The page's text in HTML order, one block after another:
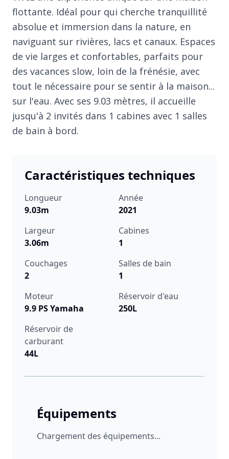
flottante. Idéal pour qui cherche tranquillité
absolue et immersion dans la nature, en
naviguant sur rivières, lacs et canaux. Espaces
de vie larges et confortables, parfaits pour
des vacances slow, loin de la frénésie, avec
tout le nécessaire pour se sentir à la maison...
sur l'eau. Avec ses 9.03 mètres, il accueille
jusqu'à 2 invités dans 1 cabines avec 1 salles
de bain à bord.
Caractéristiques techniques
Longueur
9.03m
Année
2021
Largeur
3.06m
Cabines
1
Couchages
2
Salles de bain
1
Moteur
9.9 PS Yamaha
Réservoir d'eau
250L
Réservoir de
carburant
44L
Équipements
Chargement des équipements...